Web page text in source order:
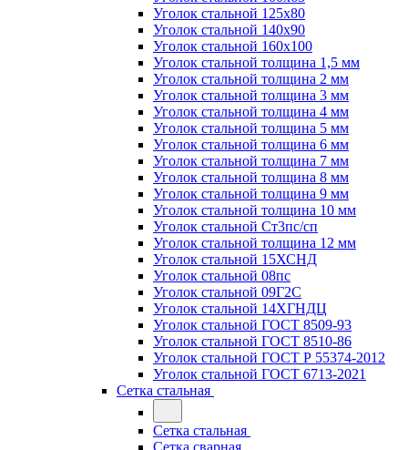
Уголок стальной 125х80
Уголок стальной 140х90
Уголок стальной 160х100
Уголок стальной толщина 1,5 мм
Уголок стальной толщина 2 мм
Уголок стальной толщина 3 мм
Уголок стальной толщина 4 мм
Уголок стальной толщина 5 мм
Уголок стальной толщина 6 мм
Уголок стальной толщина 7 мм
Уголок стальной толщина 8 мм
Уголок стальной толщина 9 мм
Уголок стальной толщина 10 мм
Уголок стальной Ст3пс/сп
Уголок стальной толщина 12 мм
Уголок стальной 15ХСНД
Уголок стальной 08пс
Уголок стальной 09Г2С
Уголок стальной 14ХГНДЦ
Уголок стальной ГОСТ 8509-93
Уголок стальной ГОСТ 8510-86
Уголок стальной ГОСТ Р 55374-2012
Уголок стальной ГОСТ 6713-2021
Сетка стальная
Сетка стальная
Сетка сварная